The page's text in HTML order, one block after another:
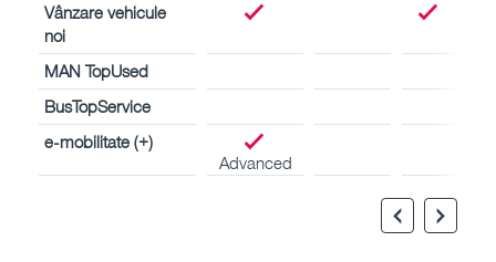
Vânzare vehicule
noi
MAN TopUsed
BusTopService
e-mobilitate (+)
Advanced